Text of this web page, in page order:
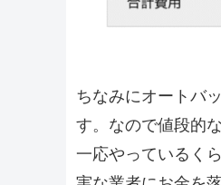
ちなみにオートバ
す。なので値段的
一応やっているく